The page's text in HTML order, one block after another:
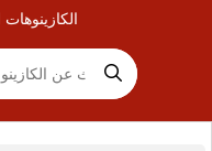
الكازينوهات